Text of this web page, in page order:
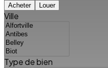
Acheter Louer
Ville
Type de bien